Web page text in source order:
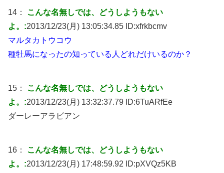
14： こんな名無しでは、どうしようもない
よ。:2013/12/23(月) 13:05:34.85 ID:xfrkbcmv
マルタカトウコウ
種牡馬になったの知っている人どれだけいるのか？
15： こんな名無しでは、どうしようもない
よ。:2013/12/23(月) 13:32:37.79 ID:6TuARfEe
ダーレーアラビアン
16： こんな名無しでは、どうしようもない
よ。:2013/12/23(月) 17:48:59.92 ID:pXVQz5KB